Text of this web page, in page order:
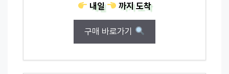
내일
까지도착
구매 바로가기